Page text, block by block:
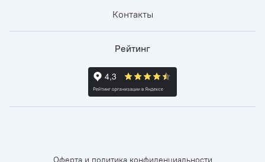
Контакты
Рейтинг
Оферта и политика конфиденциальности